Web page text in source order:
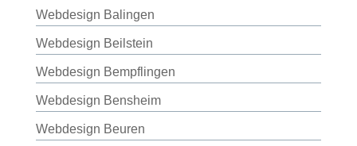
Webdesign Balingen
Webdesign Beilstein
Webdesign Bempflingen
Webdesign Bensheim
Webdesign Beuren